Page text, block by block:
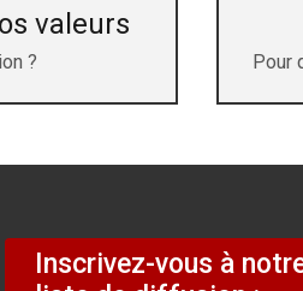
valeurs
? Pour
Inscrivez-vous à